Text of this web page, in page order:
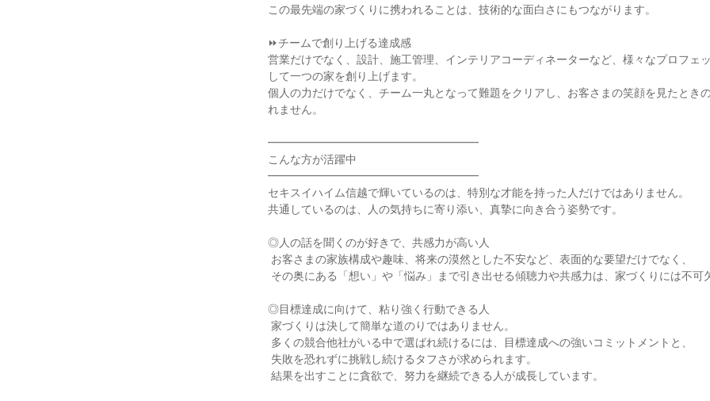
この最先端の家づくりに携われることは、技術的な面白さにもつながります。
⏩チームで創り上げる達成感
営業だけでなく、設計、施工管理、インテリアコーディネーターなど、様々なプロフェ
して一つの家を創り上げます。
個人の力だけでなく、チーム一丸となって難題をクリアし、お客さまの笑顔を見たとき
れません。
━━━━━━━━━━━━━━━━━━━
こんな方が活躍中
━━━━━━━━━━━━━━━━━━━
セキスイハイム信越で輝いているのは、特別な才能を持った人だけではありません。
共通しているのは、人の気持ちに寄り添い、真摯に向き合う姿勢です。
◎人の話を聞くのが好きで、共感力が高い人
◎目標達成に向けて、粘り強く行動できる人